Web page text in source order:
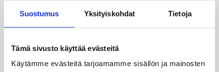
Suostumus Yksityiskohdat Tietoja
Tämä sivusto käyttää evästeitä
Käytämme evästeitä tarjoamamme sisällön ja mainosten
Läm­möl­lä
TILAA UUTIS­KIR­JE